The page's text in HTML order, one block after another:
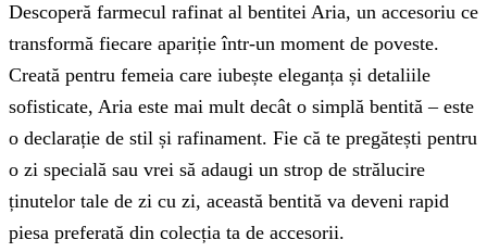
Descoperă farmecul rafinat al bentitei Aria, un accesoriu ce
transformă fiecare apariție într-un moment de poveste.
Creată pentru femeia care iubește eleganța și detaliile
sofisticate, Aria este mai mult decât o simplă bentită – este
o declarație de stil și rafinament. Fie că te pregătești pentru
o zi specială sau vrei să adaugi un strop de strălucire
ținutelor tale de zi cu zi, această bentită va deveni rapid
piesa preferată din colecția ta de accesorii.